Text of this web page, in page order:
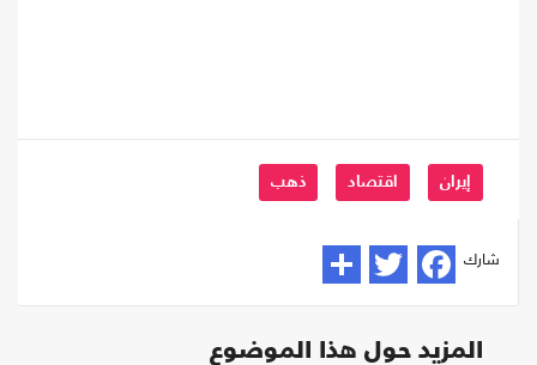
إيران اقتصاد ذهب
شارك
المزيد حول هذا الموضوع